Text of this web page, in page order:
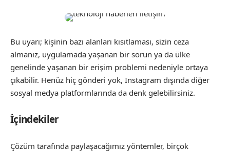
Bu uyarı; kişinin bazı alanları kısıtlaması, sizin ceza
almanız, uygulamada yaşanan bir sorun ya da ülke
genelinde yaşanan bir erişim problemi nedeniyle ortaya
çıkabilir. Henüz hiç gönderi yok, Instagram dışında diğer
sosyal medya platformlarında da denk gelebilirsiniz.
İçindekiler
Çözüm tarafında paylaşacağımız yöntemler, birçok